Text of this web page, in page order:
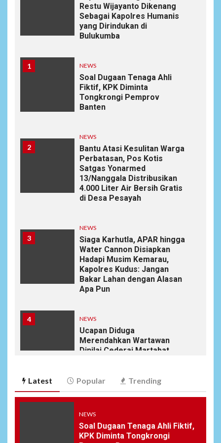
Restu Wijayanto Dikenang
Sebagai Kapolres Humanis
yang Dirindukan di
Bulukumba
1 NEWS
Soal Dugaan Tenaga Ahli
Fiktif, KPK Diminta
Tongkrongi Pemprov
Banten
2
NEWS
Bantu Atasi Kesulitan Warga
Perbatasan, Pos Kotis
Satgas Yonarmed
13/Nanggala Distribusikan
4.000 Liter Air Bersih Gratis
di Desa Pesayah
3
NEWS
Siaga Karhutla, APAR hingga
Water Cannon Disiapkan
Hadapi Musim Kemarau,
Kapolres Kudus: Jangan
Bakar Lahan dengan Alasan
Apa Pun
4 NEWS
Ucapan Diduga
Merendahkan Wartawan
Dinilai Cederai Martabat
5 DAERAH SPORT
Nawala Cup 2026, RT 09 Raih
Gelar Juara di Puri Nawala
Permai RW 010
Latest Popular Trending
NEWS
Soal Dugaan Tenaga Ahli Fiktif,
KPK Diminta Tongkrongi